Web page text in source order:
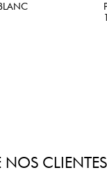
NOS CLIENTES